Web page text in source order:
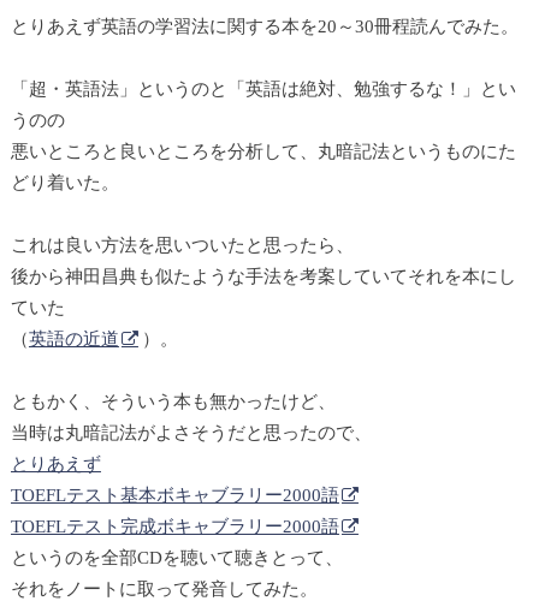
とりあえず英語の学習法に関する本を20～30冊程読んでみた。
「超・英語法」というのと「英語は絶対、勉強するな！」とい
うのの
悪いところと良いところを分析して、丸暗記法というものにた
どり着いた。
これは良い方法を思いついたと思ったら、
後から神田昌典も似たような手法を考案していてそれを本にし
ていた
（英語の近道 ）。
ともかく、そういう本も無かったけど、
当時は丸暗記法がよさそうだと思ったので、
とりあえず
TOEFLテスト基本ボキャブラリー2000語
TOEFLテスト完成ボキャブラリー2000語
というのを全部CDを聴いて聴きとって、
それをノートに取って発音してみた。